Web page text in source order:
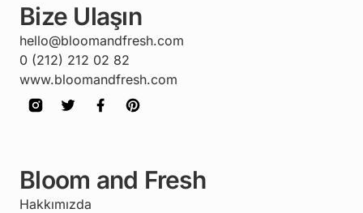
Bize Ulaşın
hello@bloomandfresh.com
0 (212) 212 02 82
www.bloomandfresh.com
Bloom and Fresh
Hakkımızda